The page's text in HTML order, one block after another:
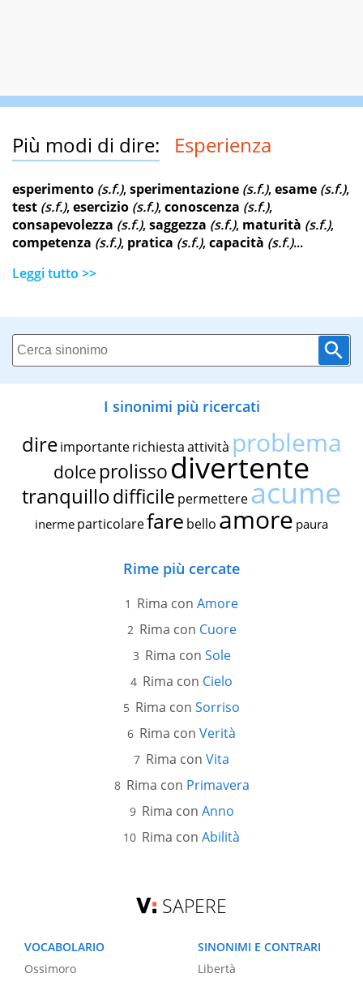
Più modi di dire: Esperienza
esperimento (s.f.),sperimentazione (s.f.),esame (s.f.),
test (s.f.),esercizio (s.f.),conoscenza (s.f.),
consapevolezza (s.f.),saggezza (s.f.), maturità (s.f.),
competenza (s.f.), pratica (s.f.),capacità (s.f.)...
Leggi tutto >>
I sinonimi più ricercati
dire importante richiestaattività problema
dolce prolissodivertente
tranquillodifficile permettereacume
inerme particolarefare bello amore paura
Rime più cercate
Rima con Amore
Rima con Cuore
Rima con Sole
Rima con Cielo
Rima con Sorriso
Rima con Verità
Rima con Vita
Rima con Primavera
Rima con Anno
Rima con Abilità
SAPERE
VOCABOLARIO
Ossimoro
SINONIMI E CONTRARI
Libertà